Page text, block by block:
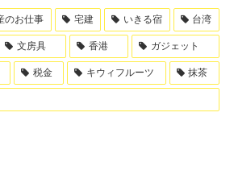
のお仕事 宅建 いきる宿 台湾
文房具 香港 ガジェット
税金 キウィフルーツ 抹茶